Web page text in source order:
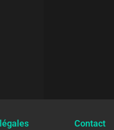
Contact